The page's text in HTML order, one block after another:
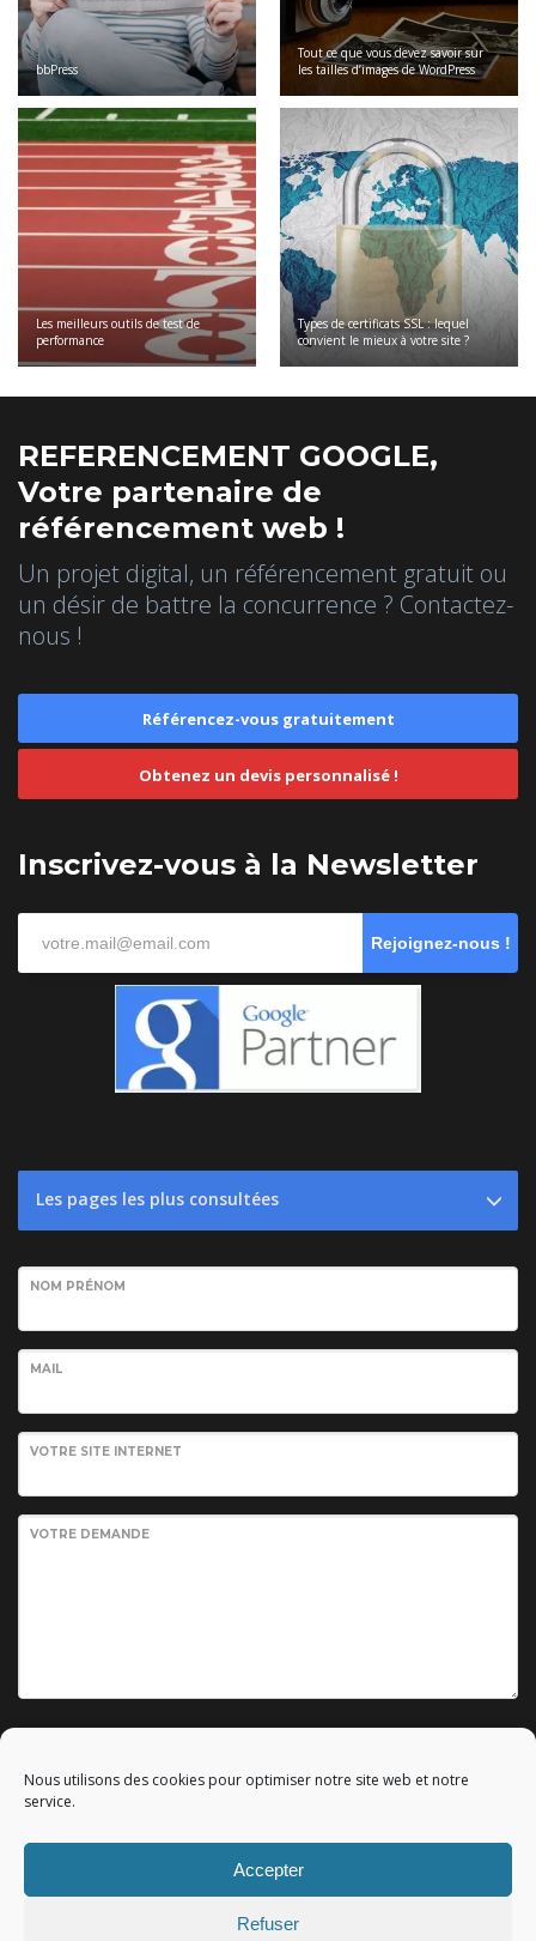
Nous utilisons des cookies pour optimiser notre site web et notre
service.
Accepter
Refuser
bbPress
Tout ce que vous devez savoir sur
les tailles d’images de WordPress
Les meilleurs outils de test de
performance
Types de certificats SSL : lequel
convient le mieux à votre site ?
REFERENCEMENT GOOGLE,
Votre partenaire de
référencement web !
Un projet digital, un référencement gratuit ou
un désir de battre la concurrence ? Contactez-
nous !
Référencez-vous gratuitement
Obtenez un devis personnalisé !
Inscrivez-vous à la Newsletter
Rejoignez-nous !
Les pages les plus consultées
NOM PRÉNOM
MAIL
VOTRE SITE INTERNET
VOTRE DEMANDE
Mentions légales|All rights reserved - Tous droits